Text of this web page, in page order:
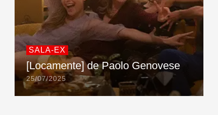
SALA-EX
[Locamente] de Paolo Genovese
25/07/2025